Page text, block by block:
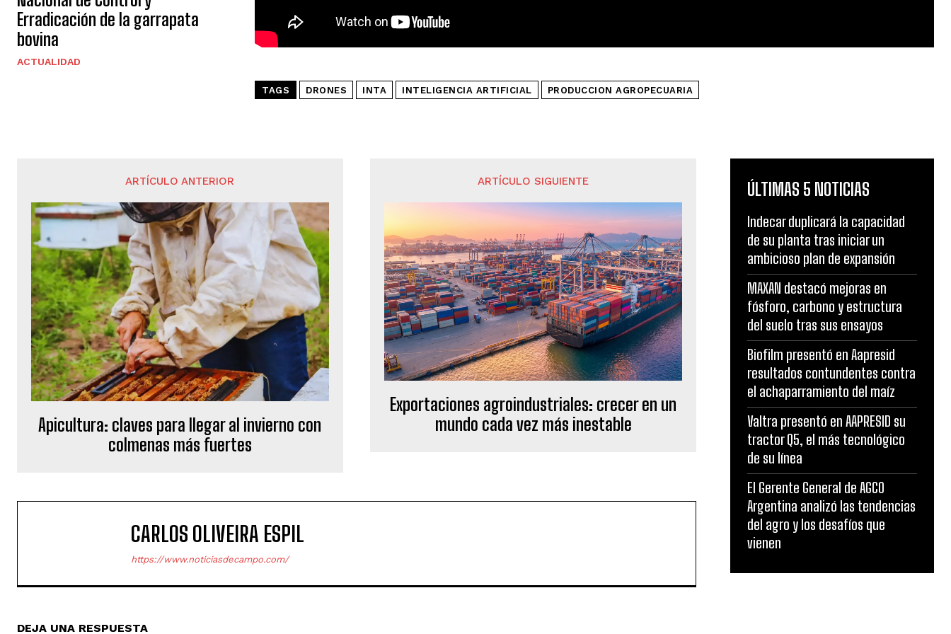
Erradicación de la garrapata
bovina
ACTUALIDAD
TAGS DRONES INTA INTELIGENCIA ARTIFICIAL PRODUCCION AGROPECUARIA
ARTÍCULO ANTERIOR
Apicultura: claves para llegar al invierno con
colmenas más fuertes
ARTÍCULO SIGUIENTE
Exportaciones agroindustriales: crecer en un
mundo cada vez más inestable
CARLOS OLIVEIRA ESPIL
https://www.noticiasdecampo.com/
DEJA UNA RESPUESTA
ÚLTIMAS 5 NOTICIAS
Indecar duplicará la capacidad
de su planta tras iniciar un
ambicioso plan de expansión
MAXAN destacó mejoras en
fósforo, carbono y estructura
del suelo tras sus ensayos
Biofilm presentó en Aapresid
resultados contundentes contra
el achaparramiento del maíz
Valtra presentó en AAPRESID su
tractor Q5, el más tecnológico
de su línea
El Gerente General de AGCO
Argentina analizó las tendencias
del agro y los desafíos que
vienen